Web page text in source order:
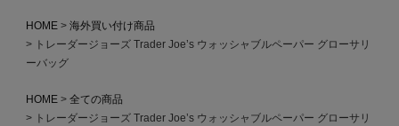
HOME
海外買い付け商品
トレーダージョーズ Trader Joe’s ウォッシャブルペーパー グローサリ
ーバッグ
HOME
全ての商品
トレーダージョーズ Trader Joe’s ウォッシャブルペーパー グローサリ